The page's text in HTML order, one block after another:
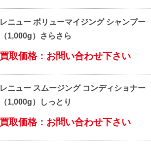
レニュー ボリューマイジング シャンプー
（1,000g）さらさら
買取価格：お問い合わせ下さい
レニュー スムージング コンディショナー
（1,000g）しっとり
買取価格：お問い合わせ下さい